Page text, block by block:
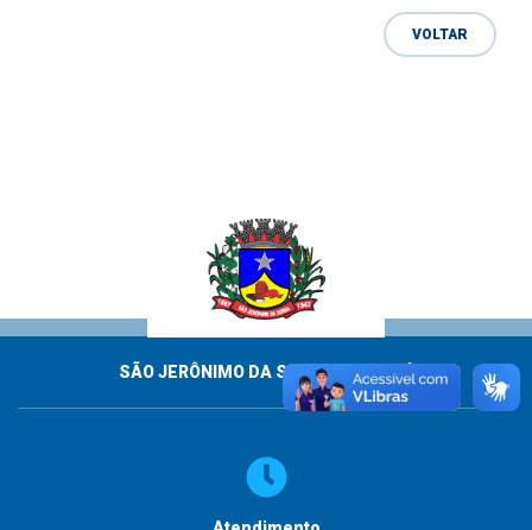
VOLTAR
SÃO JERÔNIMO DA SERRA - PARANÁ